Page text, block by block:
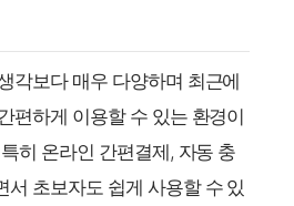
각보다 매우 다양하며 최근에
편하게 이용할 수 있는 환경이
히 온라인 간편결제, 자동 충
서 초보자도 쉽게 사용할 수 있